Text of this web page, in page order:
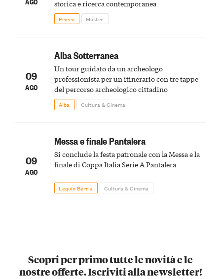
storica e ricerca contemporanea
Priero Mostre
09
AGO
Alba Sotterranea
Un tour guidato da un archeologo
professionista per un itinerario con tre tappe
del percorso archeologico cittadino
Alba Cultura & Cinema
09
AGO
Messa e finale Pantalera
Si conclude la festa patronale con la Messa e la
finale di Coppa Italia Serie A Pantalera
Lequio Berria Cultura & Cinema
Scopri per primo tutte le novità e le
nostre offerte. Iscriviti alla newsletter!